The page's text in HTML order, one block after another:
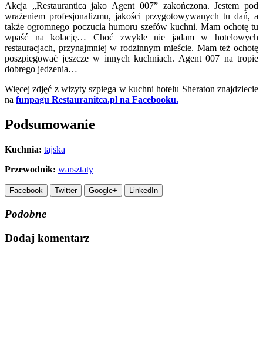
Akcja „Restaurantica jako Agent 007” zakończona. Jestem pod
wrażeniem profesjonalizmu, jakości przygotowywanych tu dań, a
także ogromnego poczucia humoru szefów kuchni. Mam ochotę tu
wpaść na kolację… Choć zwykle nie jadam w hotelowych
restauracjach, przynajmniej w rodzinnym mieście. Mam też ochotę
poszpiegować jeszcze w innych kuchniach. Agent 007 na tropie
dobrego jedzenia…
Więcej zdjęć z wizyty szpiega w kuchni hotelu Sheraton znajdziecie
na funpagu Restauranitca.pl na Facebooku.
Podsumowanie
Kuchnia: tajska
Przewodnik: warsztaty
Facebook Twitter Google+ LinkedIn
Podobne
Dodaj komentarz